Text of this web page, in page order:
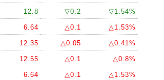
10.4 -- 1
12.8 ▽0.2 ▽1.54%
6.64 △0.1 △1.53%
12.35 △0.05 △0.41%
12.55 △0.1 △0.8%
6.64 △0.1 △1.53%